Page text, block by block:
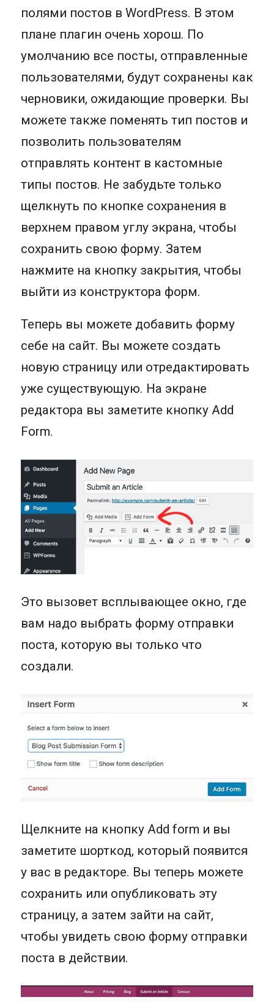
полями постов в WordPress. В этом
плане плагин очень хорош. По
умолчанию все посты, отправленные
пользователями, будут сохранены как
черновики, ожидающие проверки. Вы
можете также поменять тип постов и
позволить пользователям
отправлять контент в кастомные
типы постов. Не забудьте только
щелкнуть по кнопке сохранения в
верхнем правом углу экрана, чтобы
сохранить свою форму. Затем
нажмите на кнопку закрытия, чтобы
выйти из конструктора форм.
Теперь вы можете добавить форму
себе на сайт. Вы можете создать
новую страницу или отредактировать
уже существующую. На экране
редактора вы заметите кнопку Add
Form.
Это вызовет всплывающее окно, где
вам надо выбрать форму отправки
поста, которую вы только что
создали.
Щелкните на кнопку Add form и вы
заметите шорткод, который появится
у вас в редакторе. Вы теперь можете
сохранить или опубликовать эту
страницу, а затем зайти на сайт,
чтобы увидеть свою форму отправки
поста в действии.